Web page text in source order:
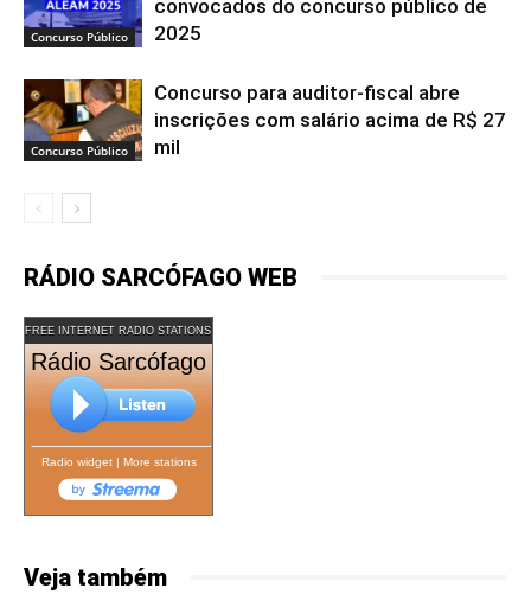
Concurso Público
convocados do concurso público de
2025
Concurso Público
Concurso para auditor-fiscal abre
inscrições com salário acima de R$ 27
mil
RÁDIO SARCÓFAGO WEB
FREE INTERNET RADIO STATIONS
Rádio Sarcófago
Radio widget| More stations
Veja também